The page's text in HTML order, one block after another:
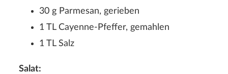
30 g Parmesan, gerieben
1 TL Cayenne-Pfeffer, gemahlen
1 TL Salz
Salat: